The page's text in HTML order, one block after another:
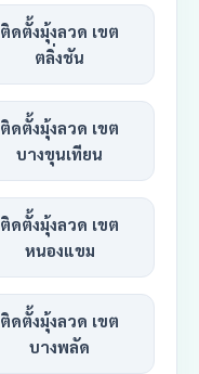
ติดตั้งมุ้งลวด เขต
ตลิ่งชัน
ติดตั้งมุ้งลวด เขต
บางขุนเทียน
ติดตั้งมุ้งลวด เขต
หนองแขม
ติดตั้งมุ้งลวด เขต
บางพลัด